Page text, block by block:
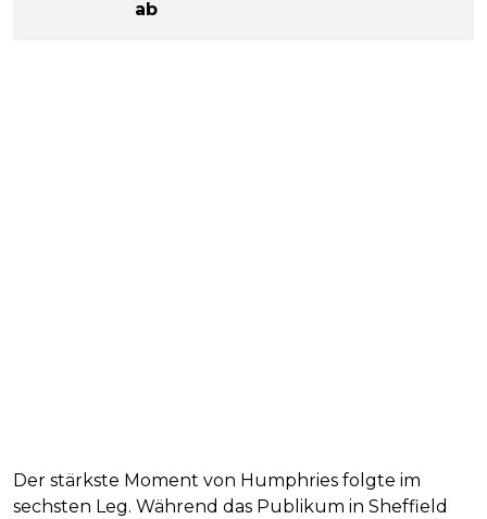
ab
Der stärkste Moment von Humphries folgte im
sechsten Leg. Während das Publikum in Sheffield